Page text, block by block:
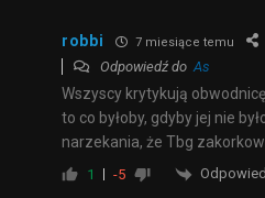
robbi 7 miesiące temu
Odpowiedź doAs
Wszyscy krytykują
to co byłoby, gdyby jej nie
narzekania, że Tbg
1 -5